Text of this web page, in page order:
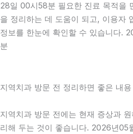
28일 00시58분 필요한 진료 목적을
을 정리하는 데 도움이 되고, 이용자
정보를 한눈에 확인할 수 있습니다.
분
지역치과 방문 전 정리하면 좋은 내용
지역치과 방문 전에는 현재 증상과
리해 두는 것이 좋습니다. 2026년05